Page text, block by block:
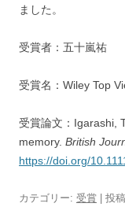
ました。
受賞者：五十嵐祐
受賞名：Wiley Top
受賞論文：Igarashi,
memory. British
https://doi.org/
カテゴリー: 受賞 | 投